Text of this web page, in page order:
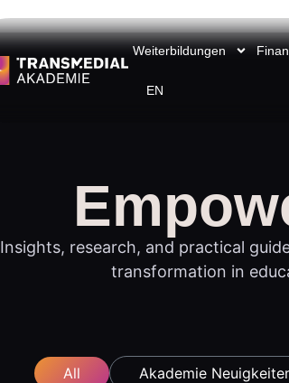
Weiterbildungen
EN
Insights, research, and practical
transformation in
Akademie
All